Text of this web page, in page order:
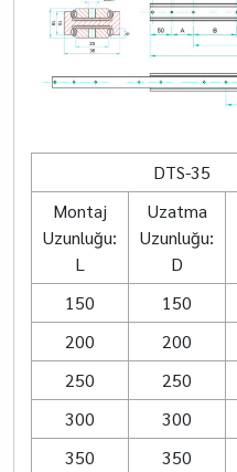
DTS-35
Montaj
Uzunluğu:
L
Uzatma
Uzunluğu:
D
150 150
200
200
250
250
300
300
350
350